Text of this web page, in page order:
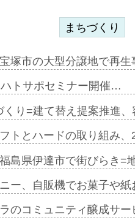
まちづくり
塚市の大型分譲地で再
トサポセミナー開催…
くり=建て替え提案推進
トとハードの取り組み
島県伊達市で街びらき=
ー、自販機でお菓子や
ラのコミュニティ醸成サ